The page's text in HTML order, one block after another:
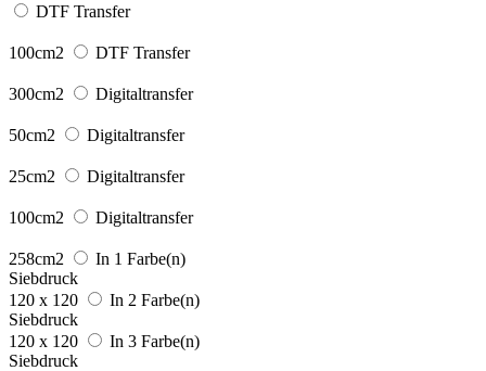
DTF Transfer
100cm2 DTF Transfer
300cm2 Digitaltransfer
50cm2 Digitaltransfer
25cm2 Digitaltransfer
100cm2 Digitaltransfer
258cm2
In 1 Farbe(n)
Siebdruck
120 x 120
In 2 Farbe(n)
Siebdruck
120 x 120
In 3 Farbe(n)
Siebdruck